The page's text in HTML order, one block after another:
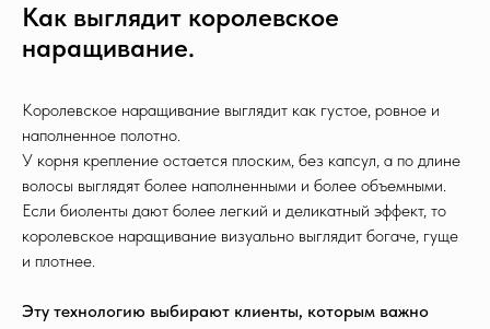
Как выглядит королевское
наращивание.
Королевское наращивание выглядит как густое, ровное и
наполненное полотно.
У корня крепление остается плоским, без капсул, а по длине
волосы выглядят более наполненными и более объемными.
Если биоленты дают более легкий и деликатный эффект, то
королевское наращивание визуально выглядит богаче, гуще
и плотнее.
Эту технологию выбирают клиенты, которым важно